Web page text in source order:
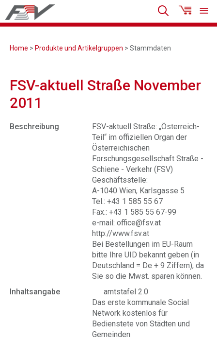
Home > Produkte und Artikelgruppen > Stammdaten
FSV-aktuell Straße November
2011
Beschreibung
FSV-aktuell Straße: „Österreich-
Teil“ im offiziellen Organ der
Österreichischen
Forschungsgesellschaft Straße -
Schiene - Verkehr (FSV)
Geschäftsstelle:
A-1040 Wien, Karlsgasse 5
Tel.: +43 1 585 55 67
Fax.: +43 1 585 55 67-99
e-mail: office@fsv.at
http://www.fsv.at
Bei Bestellungen im EU-Raum
bitte Ihre UID bekannt geben (in
Deutschland = De + 9 Ziffern), da
Sie so die Mwst. sparen können.
Inhaltsangabe
amtstafel 2.0
Das erste kommunale Social
Network kostenlos für
Bedienstete von Städten und
Gemeinden